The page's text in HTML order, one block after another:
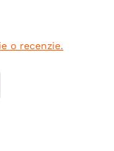
o recenzie.